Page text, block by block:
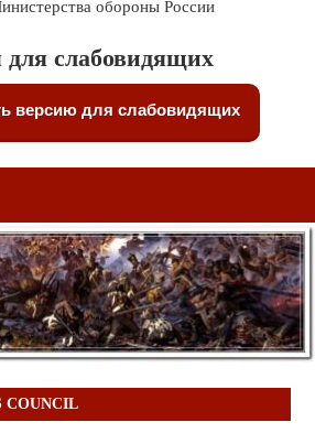
обороны России
для слабовидящих
версию для слабовидящих
COUNCIL